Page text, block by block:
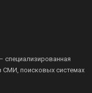
специализированная
СМИ, поисковых системах